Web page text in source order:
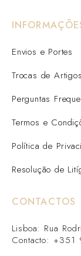
Envios e Portes
Trocas de Artigos
Perguntas
Termos e
Política de
Resolução de
CONTACTOS
Lisboa: Rua
Contacto: